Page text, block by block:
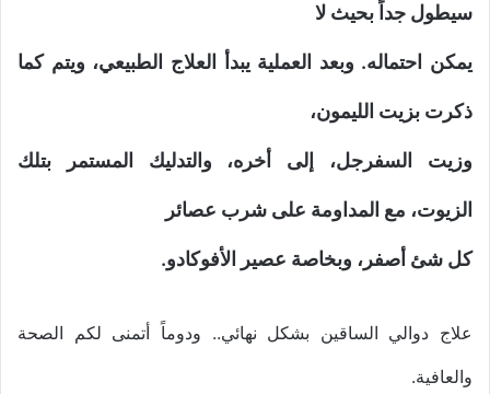
سيطول جداً بحيث لا
يمكن احتماله. وبعد العملية يبدأ العلاج الطبيعي، ويتم كما
ذكرت بزيت الليمون،
وزيت السفرجل، إلى أخره، والتدليك المستمر بتلك
الزيوت، مع المداومة على شرب عصائر
كل شئ أصفر، وبخاصة عصير الأفوكادو.
علاج دوالي الساقين بشكل نهائي.. ودوماً أتمنى لكم الصحة
والعافية.